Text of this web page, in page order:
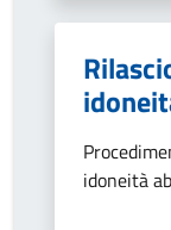
idoneità